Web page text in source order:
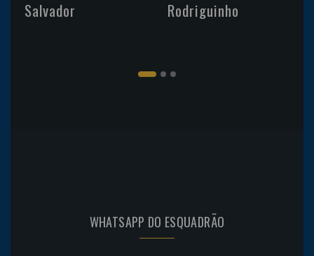
Salvador Rodriguinho
WHATSAPP DO ESQUADRÃO